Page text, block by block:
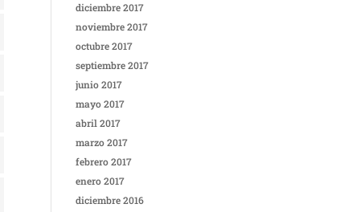
diciembre 2017
noviembre 2017
octubre 2017
septiembre 2017
junio 2017
mayo 2017
abril 2017
marzo 2017
febrero 2017
enero 2017
diciembre 2016